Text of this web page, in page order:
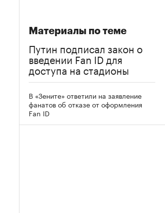
Материалы по теме
Путин подписал закон о
введении Fan ID для
доступа на стадионы
В «Зените» ответили на заявление
фанатов об отказе от оформления
Fan ID